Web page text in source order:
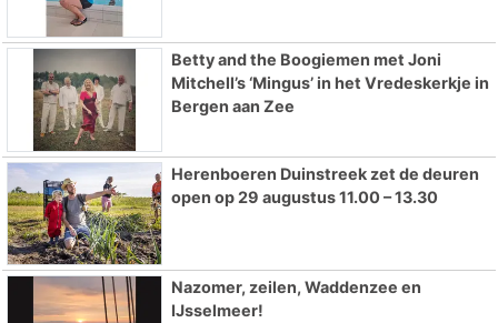
Betty and the Boogiemen met Joni
Mitchell’s ‘Mingus’ in het Vredeskerkje in
Bergen aan Zee
Herenboeren Duinstreek zet de deuren
open op 29 augustus 11.00 – 13.30
Nazomer, zeilen, Waddenzee en
IJsselmeer!